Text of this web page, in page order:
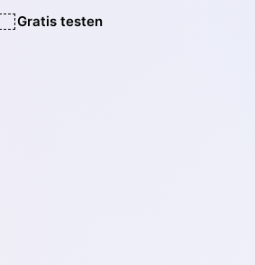
Gratis testen